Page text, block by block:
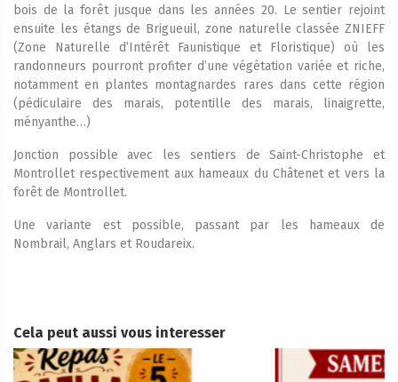
bois de la forêt jusque dans les années 20. Le sentier rejoint
ensuite les étangs de Brigueuil, zone naturelle classée ZNIEFF
(Zone Naturelle d’Intérêt Faunistique et Floristique) où les
randonneurs pourront profiter d’une végétation variée et riche,
notamment en plantes montagnardes rares dans cette région
(pédiculaire des marais, potentille des marais, linaigrette,
ményanthe…)
Jonction possible avec les sentiers de Saint-Christophe et
Montrollet respectivement aux hameaux du Châtenet et vers la
forêt de Montrollet.
Une variante est possible, passant par les hameaux de
Nombrail, Anglars et Roudareix.
Cela peut aussi vous interesser